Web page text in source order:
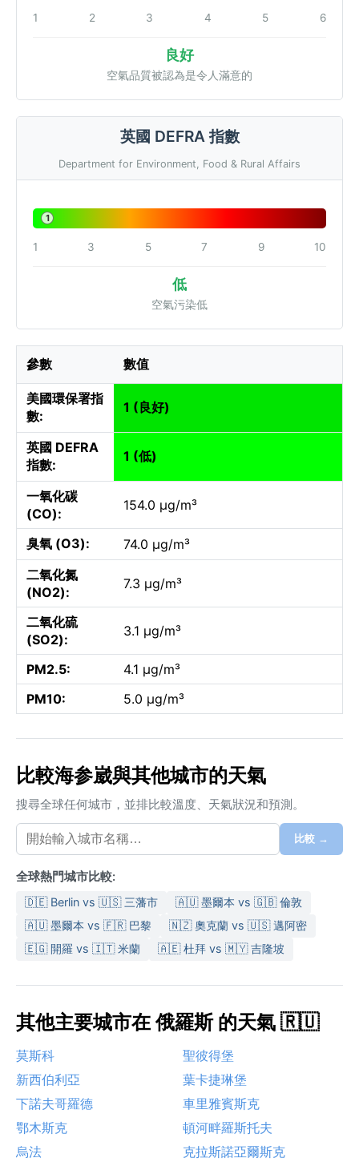
1 2 3 4 5 6
良好
空氣品質被認為是令人滿意的
英國 DEFRA 指數
Department for Environment, Food & Rural Affairs
1
1 3 5 7 9 10
低
空氣污染低
參數 數值
美國環保署指
數:
1 (良好)
英國 DEFRA
指數:
1 (低)
一氧化碳
(CO):
154.0 µg/m³
臭氧 (O3):
74.0 µg/m³
二氧化氮
(NO2):
7.3 µg/m³
二氧化硫
(SO2):
3.1 µg/m³
PM2.5:
4.1 µg/m³
PM10:
5.0 µg/m³
比較海参崴與其他城市的天氣
搜尋全球任何城市，並排比較溫度、天氣狀況和預測。
比較 →
全球熱門城市比較:
🇩🇪 Berlin vs 🇺🇸 三藩市
🇦🇺 墨爾本 vs 🇬🇧 倫敦
🇦🇺 墨爾本 vs 🇫🇷 巴黎
🇳🇿 奧克蘭 vs 🇺🇸 邁阿密
🇪🇬 開羅 vs 🇮🇹 米蘭
🇦🇪 杜拜 vs 🇲🇾 吉隆坡
其他主要城市在 俄羅斯 的天氣 🇷🇺
莫斯科
聖彼得堡
新西伯利亞
葉卡捷琳堡
下諾夫哥羅德
車里雅賓斯克
鄂木斯克
頓河畔羅斯托夫
烏法
克拉斯諾亞爾斯克